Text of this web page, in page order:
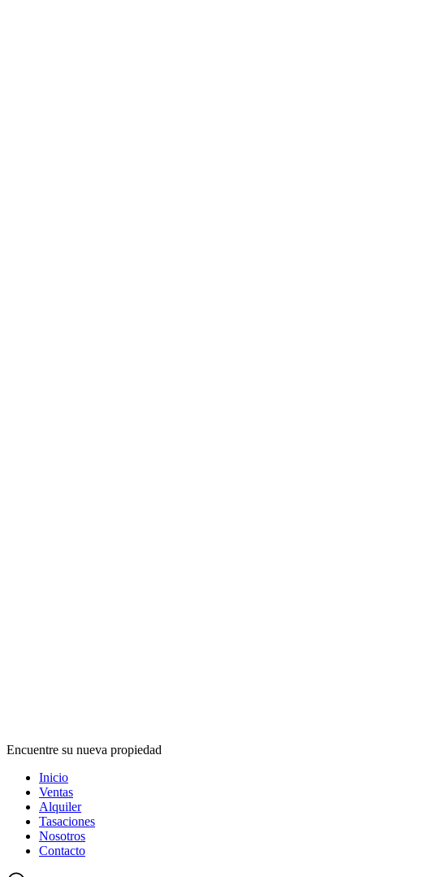
Encuentre su nueva propiedad
Inicio
Ventas
Alquiler
Tasaciones
Nosotros
Contacto